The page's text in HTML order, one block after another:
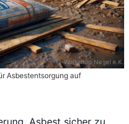
Asbestentsorgung auf
Workshop Nagel e.K.
Asbest sicher zu